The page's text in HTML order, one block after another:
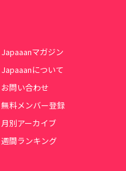
Japaaanマガジン
Japaaanについて
お問い合わせ
無料メンバー登録
月別アーカイブ
週間ランキング